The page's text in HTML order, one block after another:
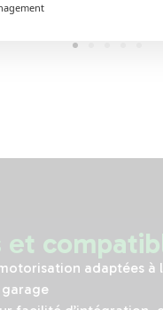
adaptées à